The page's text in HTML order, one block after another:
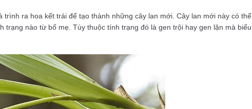
ra hoa kết trái để tạo thành những cây lan mới. Cây lan mới này có thể
nào từ bố mẹ. Tùy thuộc tính trạng đó là gen trội hay gen lặn mà biểu